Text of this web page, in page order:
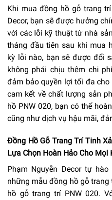
Khi mua đồng hồ gỗ trang
Decor, bạn sẽ được hưởng
với các lỗi kỹ thuật từ nhà
tháng đầu tiên sau khi mua
kỳ lỗi nào, bạn sẽ được đổi
không phải chịu thêm chi
đảm bảo quyền lợi tối đa
cam kết về chất lượng sản
hồ PNW 020, bạn có thể
cũng như dịch vụ hậu mãi,
Đồng Hồ Gỗ Trang Trí Tinh
Lựa Chọn Hoàn Hảo Cho Mọi
Phạm Nguyễn Decor tự
những mẫu đồng hồ gỗ
hồ gỗ trang trí PNW 020.